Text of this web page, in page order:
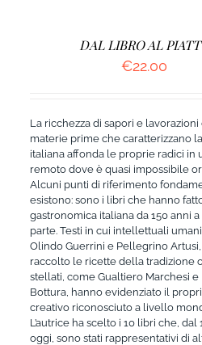
DAL LIBRO AL
€22.00
La ricchezza di sapori e
materie prime che caratterizzano
italiana affonda le proprie radici in
remoto dove è quasi impossibile
Alcuni punti di riferimento
esistono: sono i libri che hanno
gastronomica italiana da 150 anni
parte. Testi in cui intellettuali
Olindo Guerrini e Pellegrino
raccolto le ricette della tradizione
stellati, come Gualtiero Marchesi e
Bottura, hanno evidenziato il
creativo riconosciuto a livello
L’autrice ha scelto i 10 libri che, dal
oggi, sono stati rappresentativi di